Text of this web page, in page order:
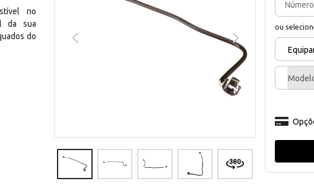
no
da sua
do
ou